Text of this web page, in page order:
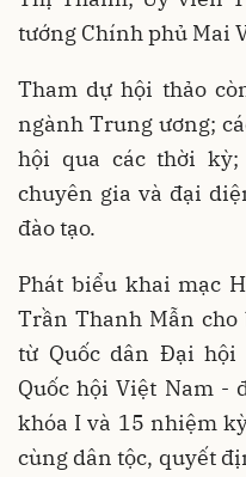
tướng Chính phủ Mai
Tham dự hội thảo
ngành Trung ương;
hội qua các thời kỳ;
chuyên gia và đại
đào tạo.
Phát biểu khai mạc
Trần Thanh Mẫn
từ Quốc dân Đại
Quốc hội Việt Nam -
khóa I và 15 nhiệm
cùng dân tộc, quyết